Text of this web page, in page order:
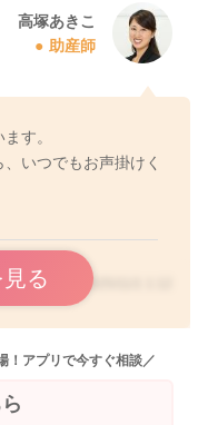
高塚あきこ
助産師
す。
いつでもお声掛けく
る 2025/11/1 1:12
！アプリで今すぐ相談／